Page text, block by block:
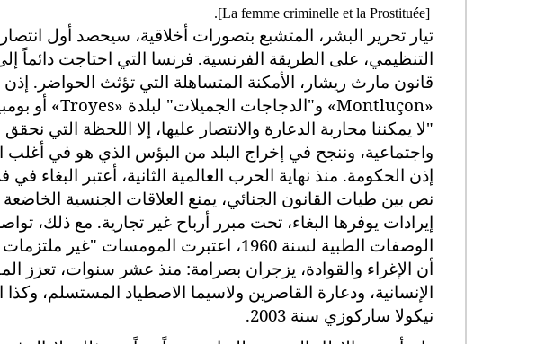
[
La femme criminelle et la Prostituée
].
قانون مارث ريشار، الأمكنة المتساهلة التي تؤثث الحواضر.
«Montluçon» و"الدجاجات الجميلات" لبلدة «Troyes» أو
"لا يمكننا محاربة الدعارة والانتصار عليها، إلا اللحظة التي
واجتماعية، وننجح في إخراج البلد من البؤس الذي هو في أغلب
إذن الحكومة. منذ نهاية الحرب العالمية الثانية، أعتبر
نص بين طيات القانون الجنائي، يمنع العلاقات الجنسية الخاضعة
إيرادات يوفرها البغاء، تحت مبرر أرباح غير تجارية. مع ذلك،
الوصفات الطبية لسنة 1960، اعتبرت
أن الإغراء والقوادة، يزجران بصرامة: منذ عشر سنوات، تعزز
الإنسانية، ودعارة القاصرين ولاسيما الاصطياد المستسلم،
نيكولا ساركوزي سنة 2003.